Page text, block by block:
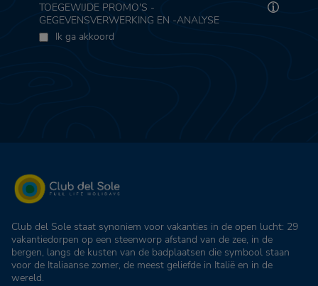
TOEGEWIJDE PROMO'S -
GEGEVENSVERWERKING EN -ANALYSE
Ik ga akkoord
Club del Sole staat synoniem voor vakanties in de open lucht: 29
vakantiedorpen op een steenworp afstand van de zee, in de
bergen, langs de kusten van de badplaatsen die symbool staan
voor de Italiaanse zomer, de meest geliefde in Italië en in de
wereld.